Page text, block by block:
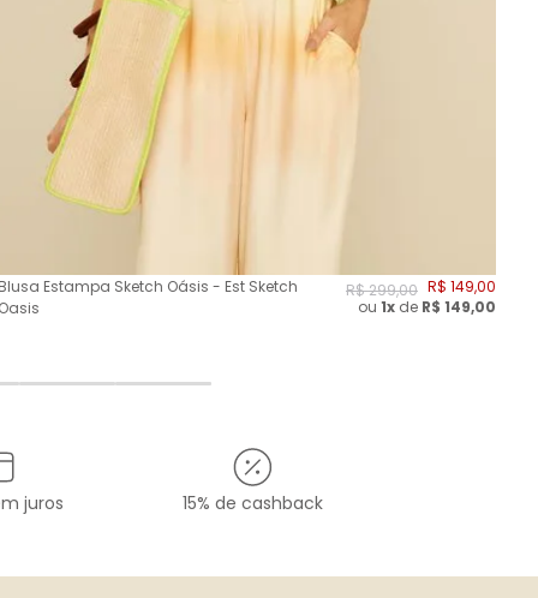
Blusa Estampa Sketch Oásis - Est Sketch
Oasis
R$299,00 R$ 149,00
ou 1xde R$ 149,00
juros 15% de cashback